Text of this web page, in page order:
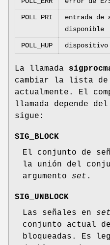
POLL_PRI
entrada
disponible
POLL_HUP dispositivo
La llamada
cambiar la lista de
actualmente. El
llamada depende
sigue:
SIG_BLOCK
El conjunto de
la unión del
argumento set .
SIG_UNBLOCK
Las señales en set
conjunto actual
bloqueadas. Es